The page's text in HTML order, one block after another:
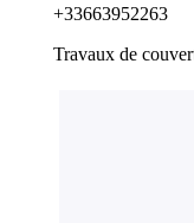
+33663952263
Travaux de